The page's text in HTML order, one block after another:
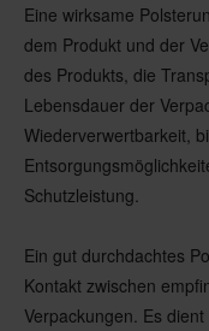
Eine wirksame
dem Produkt und der
des Produkts, die
Lebensdauer der
Wiederverwertbarkeit,
Schutzleistung.
Ein gut durchdachtes
Kontakt zwischen
Verpackungen. Es